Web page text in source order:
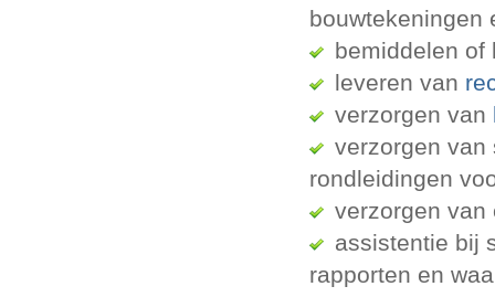
bouwtekeningen
bemiddelen of
leveren van
verzorgen van
verzorgen
rondleidingen
verzorgen van
assistentie bij
rapporten en